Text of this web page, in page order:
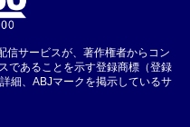
信サービスが、著作権者からコン
であることを示す登録商標（登録
細、ABJマークを掲示しているサ